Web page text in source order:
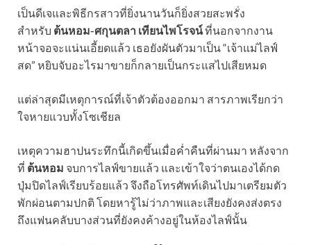
เป็นดีเจและพิธีกรสาวที่ยิ่งนานวันก็ยิ่งสวยสะพรั่ง
สำหรับ ต้นหอม-ศกุนตลา เทียนไพโรจน์ที่นอกจากงาน
หน้าจอจะแน่นเอี้ยดแล้ว เธอยังผันตัวมาเป็น “เจ้าแม่ไลฟ์
สด” หยิบจับอะไรมาขายก็กลายเป็นกระแสไปเสียหมด
แต่ล่าสุดมีเหตุการณ์ที่เจ้าตัวต้องออกมา สารภาพเรียกว่า
ใจหายแวบทั้งโซเชียล
เหตุความฮาปนระทึกนี้เกิดขึ้นเมื่อค่ำคืนที่ผ่านมา หลังจาก
ที่ ต้นหอม จบการไลฟ์ขายแล้ว และเข้าใจว่าตนเองได้กด
ปุ่มปิดไลฟ์เรียบร้อยแล้ว จึงถือโทรศัพท์เดินไปมาเตรียมตัว
พักผ่อนตามปกติ โดยหารู้ไม่ว่าภาพและเสียงยังคงส่งตรง
ถึงแฟนคลับบางส่วนที่ยังคงค้างอยู่ในห้องไลฟ์นั้น